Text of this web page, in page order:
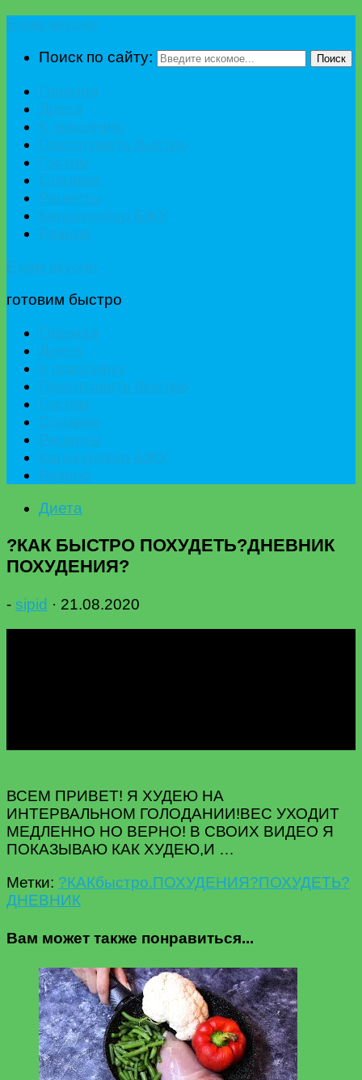
Поиск по сайту:
Поиск
готовим быстро
Диета
?КАК БЫСТРО ПОХУДЕТЬ?ДНЕВНИК
ПОХУДЕНИЯ?
- sipid · 21.08.2020
ВСЕМ ПРИВЕТ! Я ХУДЕЮ НА
ИНТЕРВАЛЬНОМ ГОЛОДАНИИ!ВЕС УХОДИТ
МЕДЛЕННО НО ВЕРНО! В СВОИХ ВИДЕО Я
ПОКАЗЫВАЮ КАК ХУДЕЮ,И …
Метки: ?КАКбыстро.ПОХУДЕНИЯ?ПОХУДЕТЬ?
ДНЕВНИК
Вам может также понравиться...